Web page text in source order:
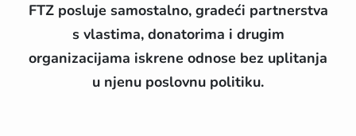
FTZ posluje samostalno, gradeći partnerstva
s vlastima, donatorima i drugim
organizacijama iskrene odnose bez uplitanja
u njenu poslovnu politiku.